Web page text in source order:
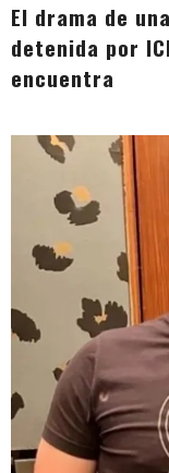
El drama de
detenida por
encuentra